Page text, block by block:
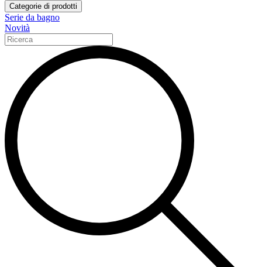
Categorie di prodotti
Serie da bagno
Novità